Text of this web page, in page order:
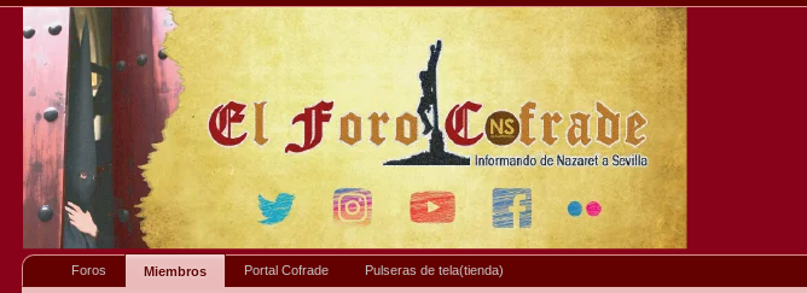
Foros Miembros Portal Cofrade Pulseras de tela(tienda)